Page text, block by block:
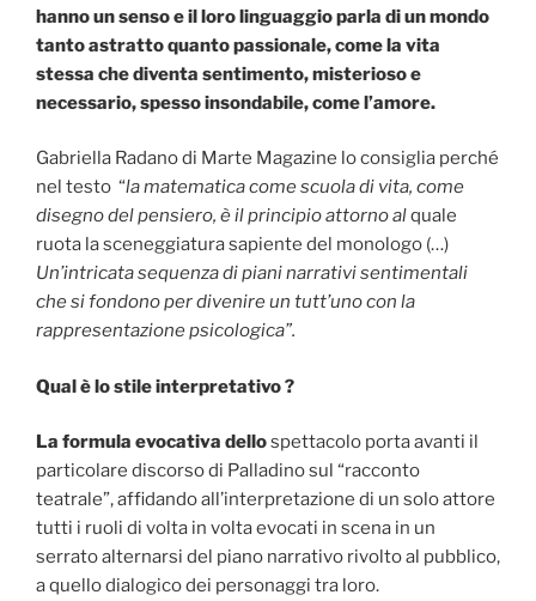
hanno un senso e il loro linguaggio parla di un mondo
tanto astratto quanto passionale, come la vita
stessa che diventa sentimento, misterioso e
necessario, spesso insondabile, come l’amore.
Gabriella Radano di Marte Magazine lo consiglia perché
nel testo “la matematica come scuola di vita, come
disegno del pensiero, è il principio attorno alquale
ruota la sceneggiatura sapiente del monologo (…)
Un’intricata sequenza di piani narrativi sentimentali
che si fondono per divenire un tutt’uno con la
rappresentazione psicologica”.
Qual è lo stile interpretativo ?
La formula evocativa dellospettacolo porta avanti il
particolare discorso di Palladino sul “racconto
teatrale”, affidando all’interpretazione di un solo attore
tutti i ruoli di volta in volta evocati in scena in un
serrato alternarsi del piano narrativo rivolto al pubblico,
a quello dialogico dei personaggi tra loro.